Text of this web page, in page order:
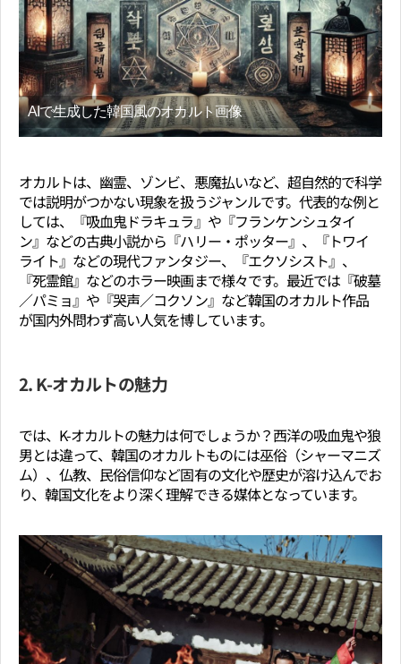
AIで生成した韓国風のオカルト画像
オカルトは、幽霊、ゾンビ、悪魔払いなど、超自然的で科学
では説明がつかない現象を扱うジャンルです。代表的な例と
しては、『吸血鬼ドラキュラ』や『フランケンシュタイ
ン』などの古典小説から『ハリー・ポッター』、『トワイ
ライト』などの現代ファンタジー、『エクソシスト』、
『死霊館』などのホラー映画まで様々です。最近では『破墓
／パミョ』や『哭声／コクソン』など韓国のオカルト作品
が国内外問わず高い人気を博しています。
2. K-オカルトの魅力
では、K-オカルトの魅力は何でしょうか？西洋の吸血鬼や狼
男とは違って、韓国のオカルトものには巫俗（シャーマニズ
ム）、仏教、民俗信仰など固有の文化や歴史が溶け込んでお
り、韓国文化をより深く理解できる媒体となっています。